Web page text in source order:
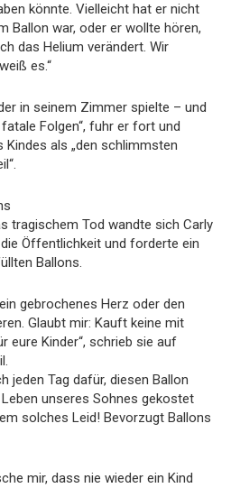
könnte. Vielleicht hat er nicht
Ballon war, oder er wollte hören,
das Helium verändert. Wir
es.“
in seinem Zimmer spielte – und
Folgen“, fuhr er fort und
Kindes als „den schlimmsten
tragischem Tod wandte sich Carly
Öffentlichkeit und forderte ein
Ballons.
gebrochenes Herz oder den
Glaubt mir: Kauft keine mit
eure Kinder“, schrieb sie auf
jeden Tag dafür, diesen Ballon
unseres Sohnes gekostet
solches Leid! Bevorzugt Ballons
mir, dass nie wieder ein Kind